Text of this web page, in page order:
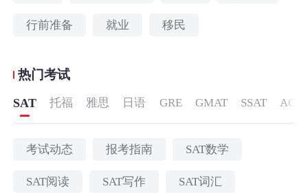
行前准备 就业 移民
热门考试
SAT 托福 雅思 日语 GRE GMAT SSAT ACT
考试动态 报考指南 SAT数学
SAT阅读 SAT写作 SAT词汇